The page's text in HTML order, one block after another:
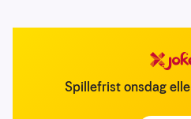
Spillefrist onsdag